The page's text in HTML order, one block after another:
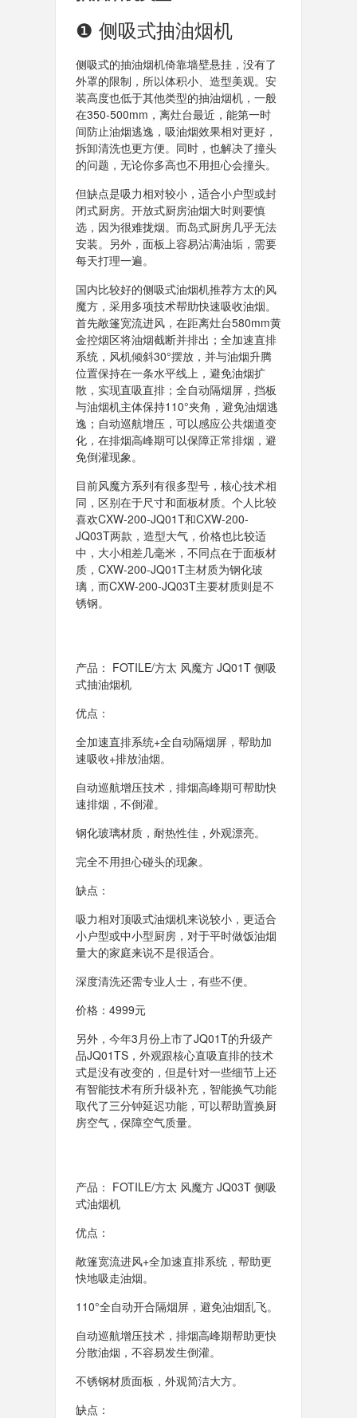
❶ 侧吸式抽油烟机
侧吸式的抽油烟机倚靠墙壁悬挂，没有了
外罩的限制，所以体积小、造型美观。安
装高度也低于其他类型的抽油烟机，一般
在350-500mm，离灶台最近，能第一时
间防止油烟逃逸，吸油烟效果相对更好，
拆卸清洗也更方便。同时，也解决了撞头
的问题，无论你多高也不用担心会撞头。
但缺点是吸力相对较小，适合小户型或封
闭式厨房。开放式厨房油烟大时则要慎
选，因为很难拢烟。而岛式厨房几乎无法
安装。另外，面板上容易沾满油垢，需要
每天打理一遍。
国内比较好的侧吸式油烟机推荐方太的风
魔方，采用多项技术帮助快速吸收油烟。
首先敞篷宽流进风，在距离灶台580mm黄
金控烟区将油烟截断并排出；全加速直排
系统，风机倾斜30°摆放，并与油烟升腾
位置保持在一条水平线上，避免油烟扩
散，实现直吸直排；全自动隔烟屏，挡板
与油烟机主体保持110°夹角，避免油烟逃
逸；自动巡航增压，可以感应公共烟道变
化，在排烟高峰期可以保障正常排烟，避
免倒灌现象。
目前风魔方系列有很多型号，核心技术相
同，区别在于尺寸和面板材质。个人比较
喜欢CXW-200-JQ01T和CXW-200-
JQ03T两款，造型大气，价格也比较适
中，大小相差几毫米，不同点在于面板材
质，CXW-200-JQ01T主材质为钢化玻
璃，而CXW-200-JQ03T主要材质则是不
锈钢。
产品： FOTILE/方太 风魔方 JQ01T 侧吸
式抽油烟机
优点：
全加速直排系统+全自动隔烟屏，帮助加
速吸收+排放油烟。
自动巡航增压技术，排烟高峰期可帮助快
速排烟，不倒灌。
钢化玻璃材质，耐热性佳，外观漂亮。
完全不用担心碰头的现象。
缺点：
吸力相对顶吸式油烟机来说较小，更适合
小户型或中小型厨房，对于平时做饭油烟
量大的家庭来说不是很适合。
深度清洗还需专业人士，有些不便。
价格：4999元
另外，今年3月份上市了JQ01T的升级产
品JQ01TS，外观跟核心直吸直排的技术
式是没有改变的，但是针对一些细节上还
有智能技术有所升级补充，智能换气功能
取代了三分钟延迟功能，可以帮助置换厨
房空气，保障空气质量。
产品： FOTILE/方太 风魔方 JQ03T 侧吸
式油烟机
优点：
敞篷宽流进风+全加速直排系统，帮助更
快地吸走油烟。
110°全自动开合隔烟屏，避免油烟乱飞。
自动巡航增压技术，排烟高峰期帮助更快
分散油烟，不容易发生倒灌。
不锈钢材质面板，外观简洁大方。
缺点：